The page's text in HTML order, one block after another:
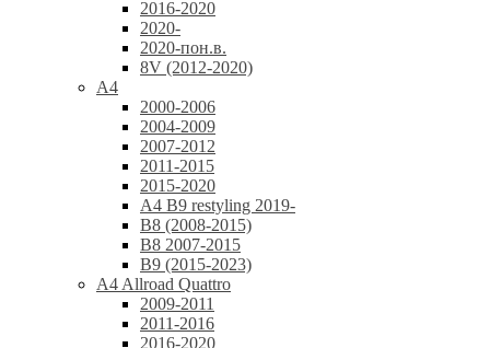
2016-2020
2020-
2020-пон.в.
8V (2012-2020)
A4
2000-2006
2004-2009
2007-2012
2011-2015
2015-2020
A4 B9 restyling 2019-
B8 (2008-2015)
B8 2007-2015
B9 (2015-2023)
A4 Allroad Quattro
2009-2011
2011-2016
2016-2020